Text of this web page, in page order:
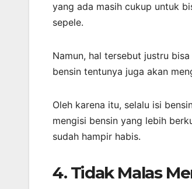
yang ada masih cukup untuk
sepele.
Namun, hal tersebut justru
bensin tentunya juga akan
Oleh karena itu, selalu isi
mengisi bensin yang lebih
sudah hampir habis.
4. Tidak Malas